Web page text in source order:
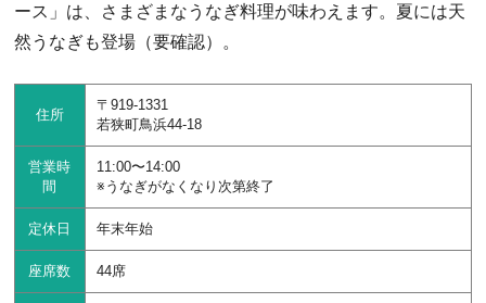
ース」は、さまざまなうなぎ料理が味わえます。夏には天
然うなぎも登場（要確認）。
住所
〒919-1331
若狭町鳥浜44-18
営業時
間
11:00〜14:00
※うなぎがなくなり次第終了
定休日 年末年始
座席数 44席